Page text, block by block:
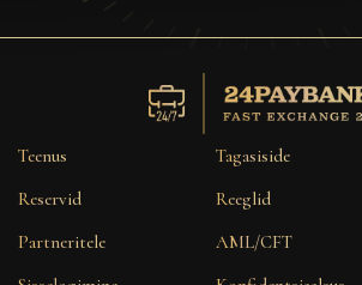
Teenus
Reservid
Partneritele
Tagasiside
Reeglid
AML/CFT